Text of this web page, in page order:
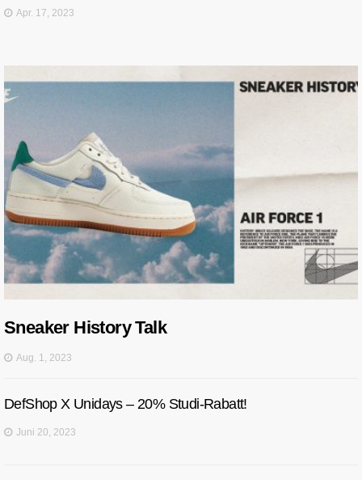
Apr. 17, 2023
Sneaker History Talk
Aug. 1, 2023
DefShop X Unidays – 20% Studi-Rabatt!
Juni 20, 2023